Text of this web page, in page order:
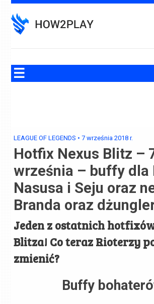
to
content
LEAGUE OF LEGENDS •7 września 2018 r.
Hotfix Nexus Blitz –
września – buffy dla
Nasusa i Seju oraz
Branda oraz
Jeden z ostatnich
Blitza! Co teraz Rioterzy
zmienić?
Buffy